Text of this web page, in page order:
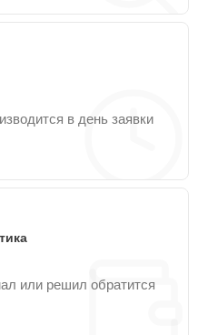
в день заявки
или решил обратится